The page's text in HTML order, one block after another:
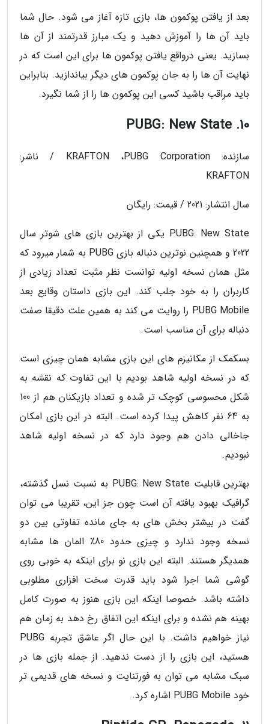
بعد از یافتن پوکمون ها، بازی تازه آغاز می شود. حال شما
باید آن ها را آموزش دهید و یک مبارز قدرتمند از آن ها
بسازید. یعنی درواقع یافتن پوکمون ها برای این است که در
نهایت آن ها را به جان پوکمون های دیگر بیاندازید. بنابراین
باید مراقب باشید کسی این پوکمون ها را از شما نگیرد.
10. PUBG: New State
سازنده: KRAFTON ،PUBG Corporation / ناشر:
KRAFTON
سال انتشار: 2021 / قیمت: رایگان
PUBG: New State یکی از بهترین بازی های شوتر سال
2022 و همچنین نوترین دنباله بازی PUBG به شمار میرود که
مثل همان نسخه اولیه توانست نظر مثبت تعداد زیادی از
کاربران را به خود جلب کند. این بازی داستان وقایع بعد
PUBG Mobile را روایت می کند به همین علت دقیقا صفت
دنباله برای آن مناسب است.
بسکمک از مکانیزم های این بازی مشابه همان چیزی است
که در نسخه اولیه شاهد بودیم با این تفاوت که نقشه به
شکل محسوسی کوچک تر شده و تعداد بازیکنان هم از 100
به 64 نفر کاهش پیدا کرده است. البته در این بازی امکان
جاخالی دادن هم وجود دارد که در نسخه اولیه شاهد
نبودیم.
بهترین قابلیت PUBG: New State به نسبت نسل گذشته،
گرافیک بهبود یافته آن است چون جز این، تقریبا می توان
گفت در بیشتر بخش های به جای مانده تفاوتی بین دو
نسخه وجود ندارد و چیزی حدود 80٪ المان ها مشابه
همدیگر هستند. البته این بازی نو برای اینکه به خوبی روی
گوشی شما اجرا شود باید قدرت سخت افزاری مطلوبی
داشته باشد. خصوصا اینکه این بازی هنوز به صورت کامل
بهینه هم نشده و برای اینکه این اتفاق رخ دهد به زمان هم
نیاز خواهیم داشت. با این حال اگر عاشق تجربه PUBG
هستید، این بازی را از دست ندهید. از جمله بازی ها در
سبک مشابه می توان به فورتنایت و نسخه های قدیمی تر
خود PUBG Mobile اشاره کرد.